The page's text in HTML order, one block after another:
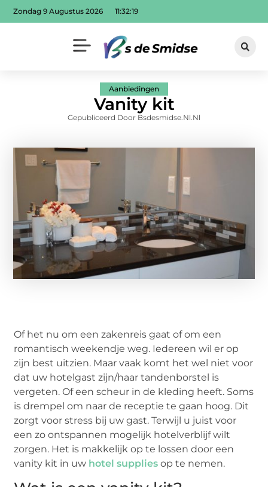
Zondag 9 Augustus 2026 11:32:20
Aanbiedingen
Vanity kit
Gepubliceerd Door Bsdesmidse.nl.nl
Of het nu om een zakenreis gaat of om een
romantisch weekendje weg. Iedereen wil er op
zijn best uitzien. Maar vaak komt het wel niet voor
dat uw hotelgast zijn/haar tandenborstel is
vergeten. Of een scheur in de kleding heeft. Soms
is drempel om naar de receptie te gaan hoog. Dit
zorgt voor stress bij uw gast. Terwijl u juist voor
een zo ontspannen mogelijk hotelverblijf wilt
zorgen. Het is makkelijk op te lossen door een
vanity kit in uw hotel supplies op te nemen.